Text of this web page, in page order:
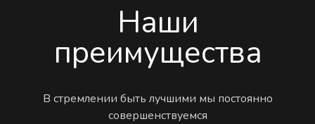
Наши
преимущества
В стремлении быть лучшими мы постоянно
совершенствуемся